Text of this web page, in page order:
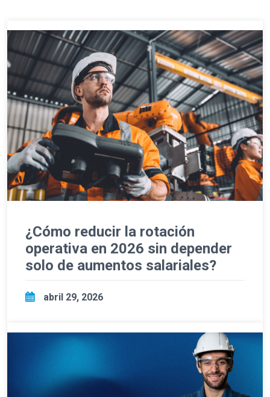
¿Cómo reducir la rotación
operativa en 2026 sin depender
solo de aumentos salariales?
abril 29, 2026